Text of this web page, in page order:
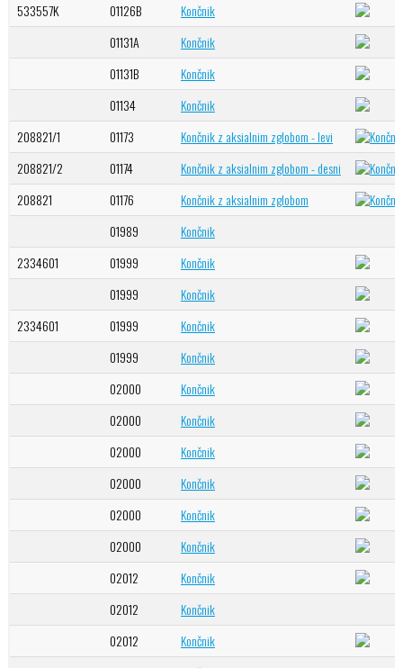
533557K
01126B
Končnik
01131A
Končnik
01131B
Končnik
01134
Končnik
208821/1
01173
Končnik z aksialnim zglobom - levi
208821/2
01174
Končnik z aksialnim zglobom - desni
208821
01176
Končnik z aksialnim zglobom
01989
Končnik
2334601
01999
Končnik
01999
Končnik
2334601
01999
Končnik
01999
Končnik
02000
Končnik
02000
Končnik
02000
Končnik
02000
Končnik
02000
Končnik
02000
Končnik
02012
Končnik
02012
Končnik
02012
Končnik